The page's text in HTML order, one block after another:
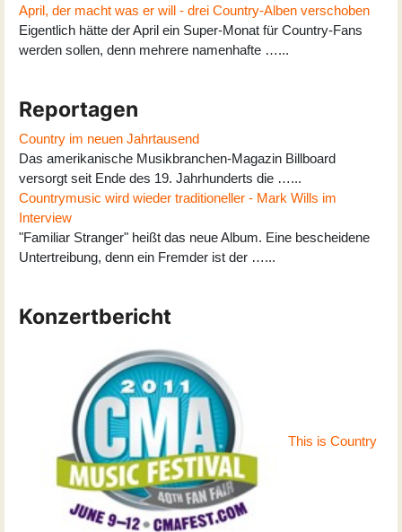
April, der macht was er will - drei Country-Alben verschoben
Eigentlich hätte der April ein Super-Monat für Country-Fans
werden sollen, denn mehrere namenhafte …...
Reportagen
Country im neuen Jahrtausend
Das amerikanische Musikbranchen-Magazin Billboard
versorgt seit Ende des 19. Jahrhunderts die …...
Countrymusic wird wieder traditioneller - Mark Wills im
Interview
"Familiar Stranger" heißt das neue Album. Eine bescheidene
Untertreibung, denn ein Fremder ist der …...
Konzertbericht
This is Country